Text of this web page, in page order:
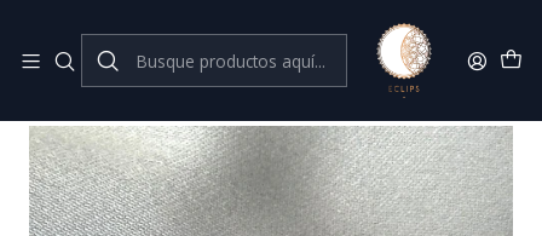
Inicio Por Tema Flores Flor dorada 10 mm